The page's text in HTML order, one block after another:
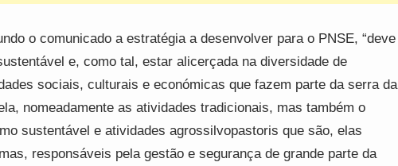
o comunicado a estratégia a desenvolver para o PNSE, “deve
e, como tal, estar alicerçada na diversidade de
sociais, culturais e económicas que fazem parte da serra da
nomeadamente as atividades tradicionais, mas também o
sustentável e atividades agrossilvopastoris que são, elas
responsáveis pela gestão e segurança de grande parte da